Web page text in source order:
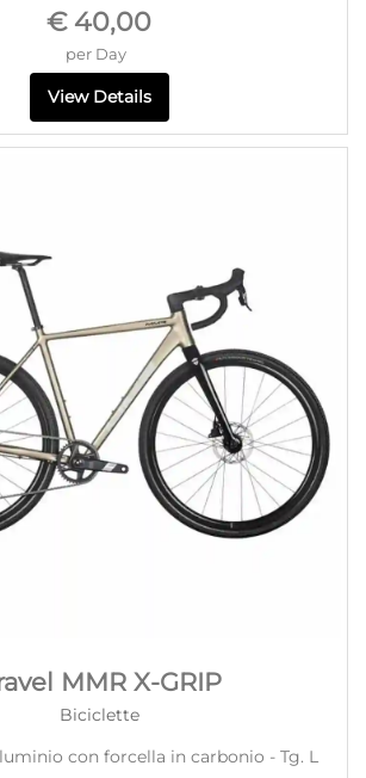
€ 40,00
per Day
View Details
MMR X-GRIP
Biciclette
con forcella in carbonio - Tg. L